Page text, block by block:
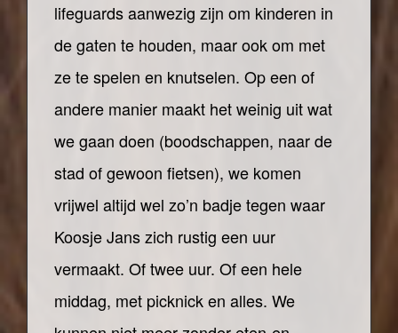
lifeguards aanwezig zijn om kinderen in
de gaten te houden, maar ook om met
ze te spelen en knutselen. Op een of
andere manier maakt het weinig uit wat
we gaan doen (boodschappen, naar de
stad of gewoon fietsen), we komen
vrijwel altijd wel zo’n badje tegen waar
Koosje Jans zich rustig een uur
vermaakt. Of twee uur. Of een hele
middag, met picknick en alles. We